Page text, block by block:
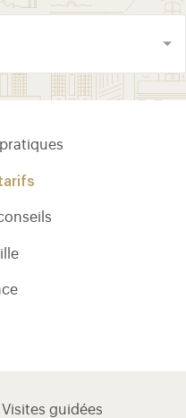
Visites guidées